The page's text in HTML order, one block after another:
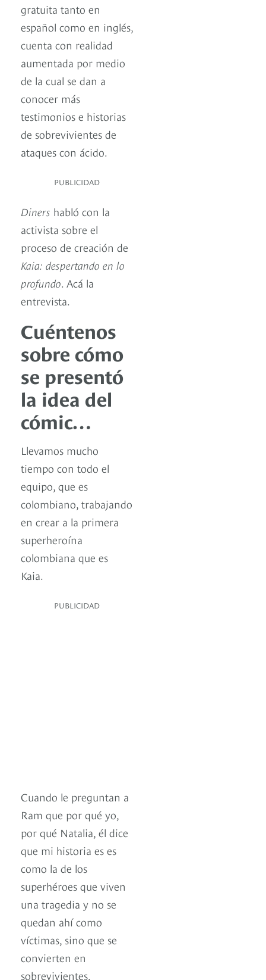
gratuita tanto en
español como en inglés,
cuenta con realidad
aumentada por medio
de la cual se dan a
conocer más
testimonios e historias
de sobrevivientes de
ataques con ácido.
PUBLICIDAD
Diners habló con la
activista sobre el
proceso de creación de
Kaia: despertando en lo
profundo . Acá la
entrevista.
Cuéntenos
sobre cómo
se presentó
la idea del
cómic…
Llevamos mucho
tiempo con todo el
equipo, que es
colombiano, trabajando
en crear a la primera
superheroína
colombiana que es
Kaia.
PUBLICIDAD
Cuando le preguntan a
Ram que por qué yo,
por qué Natalia, él dice
que mi historia es es
como la de los
superhéroes que viven
una tragedia y no se
quedan ahí como
víctimas, sino que se
convierten en
sobrevivientes.